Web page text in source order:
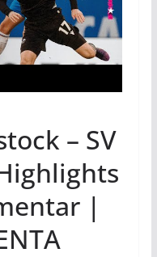
– SV
|